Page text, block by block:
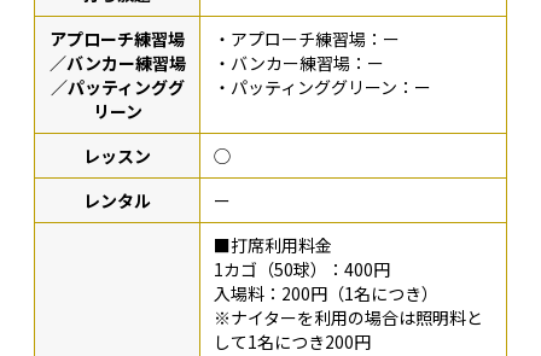
アプローチ練習場
／バンカー練習場
／パッティンググ
リーン
・アプローチ練習場：ー
・バンカー練習場：ー
・パッティンググリーン：ー
レッスン
◯
レンタル
ー
■打席利用料金
1カゴ（50球）：400円
入場料：200円（1名につき）
※ナイターを利用の場合は照明料と
して1名につき200円